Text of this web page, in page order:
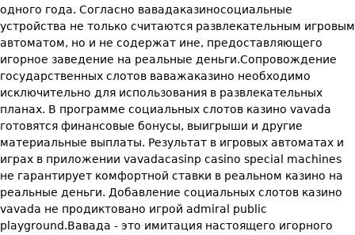
одного года. Согласно вавадаказиносоциальные
устройства не только считаются развлекательным игровым
автоматом, но и не содержат ине, предоставляющего
игорное заведение на реальные деньги.Сопровождение
государственных слотов ваважаказино необходимо
исключительно для использования в развлекательных
планах. В программе социальных слотов казино vavada
готовятся финансовые бонусы, выигрыши и другие
материальные выплаты. Результат в игровых автоматах и
играх в приложении vavadacasinp casino special machines
не гарантирует комфортной ставки в реальном казино на
реальные деньги. Добавление социальных слотов казино
vavada не продиктовано игрой admiral public
playground.Вавада - это имитация настоящего игорного